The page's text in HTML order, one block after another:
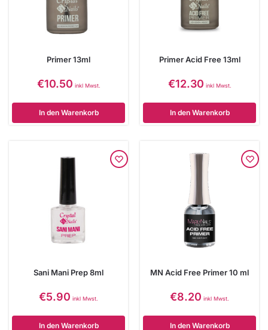
Primer 13ml
€10.50 inkl Mwst.
In den Warenkorb
Primer Acid Free 13ml
€12.30 inkl Mwst.
In den Warenkorb
Sani Mani Prep 8ml
€5.90 inkl Mwst.
In den Warenkorb
MN Acid Free Primer 10 ml
€8.20 inkl Mwst.
In den Warenkorb